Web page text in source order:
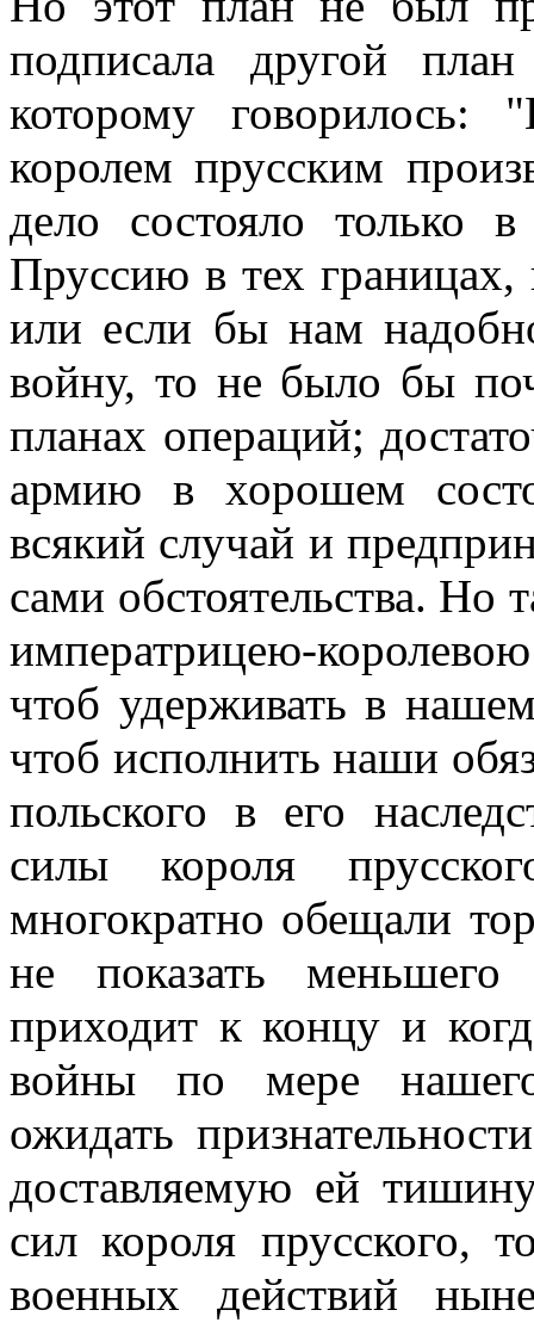
подписала другой
которому
королем прусским
дело состояло только
Пруссию в тех
или если бы нам
войну, то не было бы
планах операций;
армию в хорошем
всякий случай и
сами обстоятельства. Но
императрицею-
чтоб удерживать в
чтоб исполнить наши
польского в его
силы короля
многократно обещали
не показать меньшего
приходит к концу и
войны по мере
ожидать
доставляемую ей
сил короля прусского,
военных действий